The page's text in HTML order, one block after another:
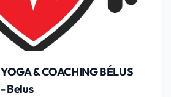
& COACHING BÉLUS
Belus